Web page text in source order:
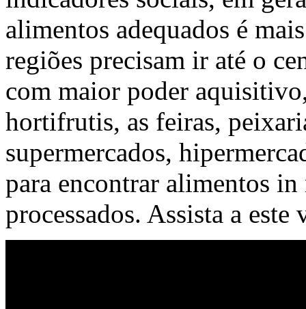
alimentos adequados é
regiões precisam ir até o
com maior poder
hortifrutis, as feiras,
supermercados,
para encontrar alimentos
processados. Assista a